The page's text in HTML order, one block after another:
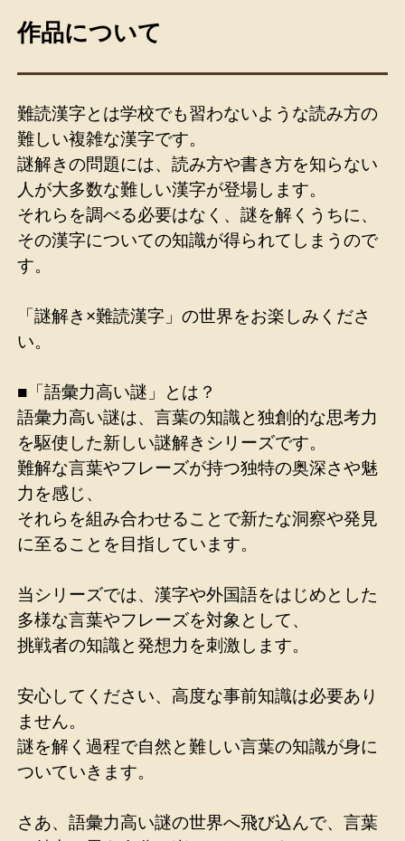
作品について
難読漢字とは学校でも習わないような読み方の
難しい複雑な漢字です。
謎解きの問題には、読み方や書き方を知らない
人が大多数な難しい漢字が登場します。
それらを調べる必要はなく、謎を解くうちに、
その漢字についての知識が得られてしまうので
す。
「謎解き×難読漢字」の世界をお楽しみくださ
い。
■「語彙力高い謎」とは？
語彙力高い謎は、言葉の知識と独創的な思考力
を駆使した新しい謎解きシリーズです。
難解な言葉やフレーズが持つ独特の奥深さや魅
力を感じ、
それらを組み合わせることで新たな洞察や発見
に至ることを目指しています。
当シリーズでは、漢字や外国語をはじめとした
多様な言葉やフレーズを対象として、
挑戦者の知識と発想力を刺激します。
安心してください、高度な事前知識は必要あり
ません。
謎を解く過程で自然と難しい言葉の知識が身に
ついていきます。
さあ、語彙力高い謎の世界へ飛び込んで、言葉